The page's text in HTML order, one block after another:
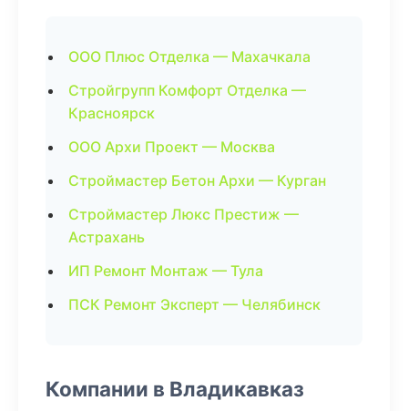
ООО Плюс Отделка — Махачкала
Стройгрупп Комфорт Отделка —
Красноярск
ООО Архи Проект — Москва
Строймастер Бетон Архи — Курган
Строймастер Люкс Престиж —
Астрахань
ИП Ремонт Монтаж — Тула
ПСК Ремонт Эксперт — Челябинск
Компании в Владикавказ